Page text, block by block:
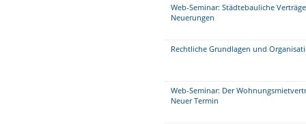
Web-Seminar: Städtebauliche
Neuerungen
Rechtliche Grundlagen und
Web-Seminar: Der
Neuer Termin